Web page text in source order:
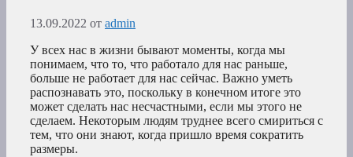
13.09.2022 от admin
У всех нас в жизни бывают моменты, когда мы
понимаем, что то, что работало для нас раньше,
больше не работает для нас сейчас. Важно уметь
распознавать это, поскольку в конечном итоге это
может сделать нас несчастными, если мы этого не
сделаем. Некоторым людям труднее всего смириться с
тем, что они знают, когда пришло время сократить
размеры.